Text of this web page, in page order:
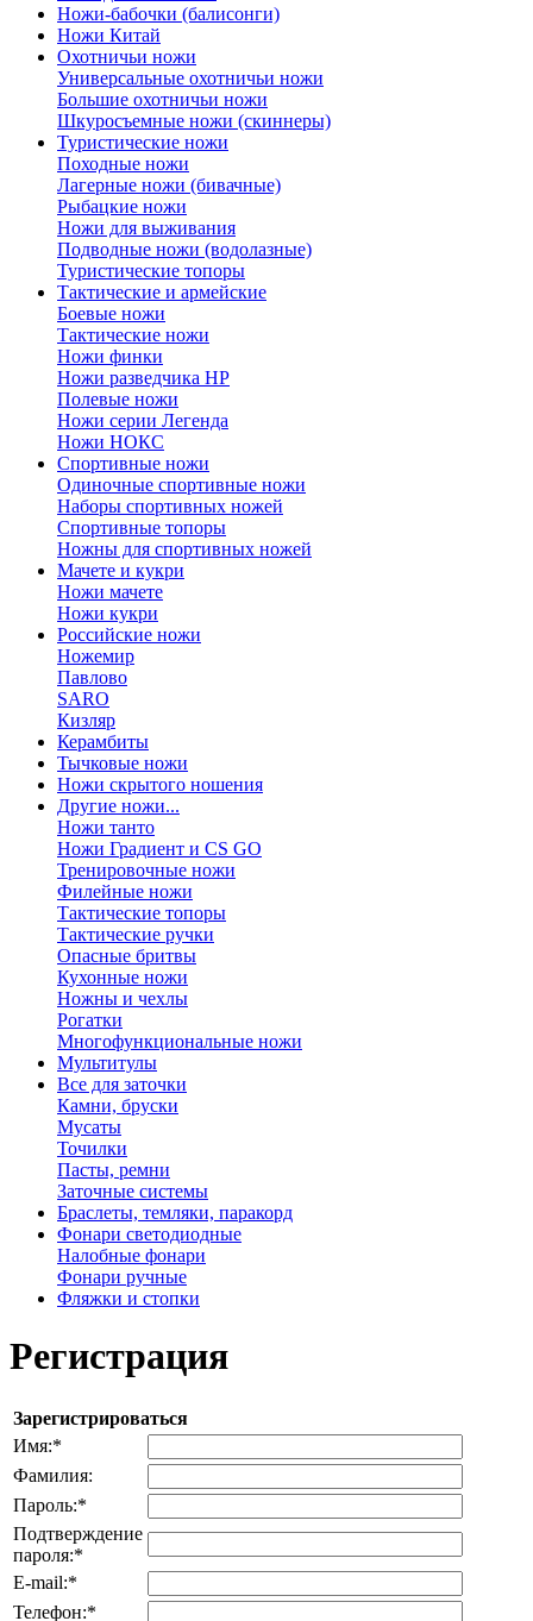
Ножи-бабочки (балисонги)
Ножи Китай
Охотничьи ножи
Универсальные охотничьи ножи
Большие охотничьи ножи
Шкуросъемные ножи (скиннеры)
Туристические ножи
Походные ножи
Лагерные ножи (бивачные)
Рыбацкие ножи
Ножи для выживания
Подводные ножи (водолазные)
Туристические топоры
Тактические и армейские
Боевые ножи
Тактические ножи
Ножи финки
Ножи разведчика НР
Полевые ножи
Ножи серии Легенда
Ножи НОКС
Спортивные ножи
Одиночные спортивные ножи
Наборы спортивных ножей
Спортивные топоры
Ножны для спортивных ножей
Мачете и кукри
Ножи мачете
Ножи кукри
Российские ножи
Ножемир
Павлово
SARO
Кизляр
Керамбиты
Тычковые ножи
Ножи скрытого ношения
Другие ножи...
Ножи танто
Ножи Градиент и CS GO
Тренировочные ножи
Филейные ножи
Тактические топоры
Тактические ручки
Опасные бритвы
Кухонные ножи
Ножны и чехлы
Рогатки
Многофункциональные ножи
Мультитулы
Все для заточки
Камни, бруски
Мусаты
Точилки
Пасты, ремни
Заточные системы
Браслеты, темляки, паракорд
Фонари светодиодные
Налобные фонари
Фонари ручные
Фляжки и стопки
Регистрация
Зарегистрироваться
Имя:*
Фамилия:
Пароль:*
Подтверждение
пароля:*
E-mail:*
Телефон:*